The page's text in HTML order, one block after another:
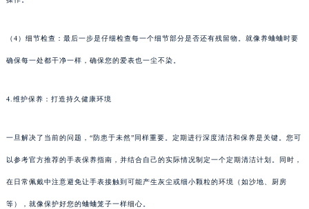
（4）细节检查：最后一步是仔细检查每一个细节部分是否还有残留物。就像养蛐蛐时要
确保每一处都干净一样，确保您的爱表也一尘不染。
4.维护保养：打造持久健康环境
一旦解决了当前的问题，“防患于未然”同样重要。定期进行深度清洁和保养是关键。您可
以参考官方推荐的手表保养指南，并结合自己的实际情况制定一个定期清洁计划。同时，
在日常佩戴中注意避免让手表接触到可能产生灰尘或细小颗粒的环境（如沙地、厨房
等），就像保护好您的蛐蛐笼子一样细心。